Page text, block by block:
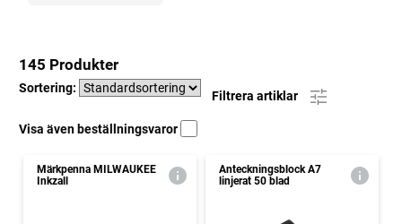
145 Produkter
Sortering:
Filtrera artiklar
Visa även beställningsvaror
Märkpenna MILWAUKEE
Inkzall
Anteckningsblock A7
linjerat 50 blad